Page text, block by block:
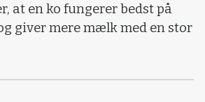
at en ko fungerer bedst på
giver mere mælk med en stor